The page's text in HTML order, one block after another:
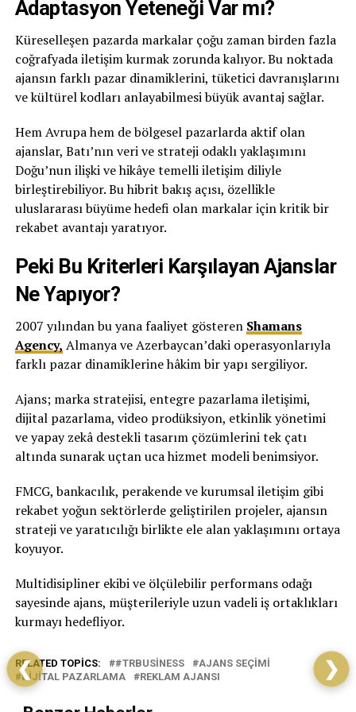
Adaptasyon Yeteneği Var mı?
Küreselleşen pazarda markalar çoğu zaman birden fazla
coğrafyada iletişim kurmak zorunda kalıyor. Bu noktada
ajansın farklı pazar dinamiklerini, tüketici davranışlarını
ve kültürel kodları anlayabilmesi büyük avantaj sağlar.
Hem Avrupa hem de bölgesel pazarlarda aktif olan
ajanslar, Batı’nın veri ve strateji odaklı yaklaşımını
Doğu’nun ilişki ve hikâye temelli iletişim diliyle
birleştirebiliyor. Bu hibrit bakış açısı, özellikle
uluslararası büyüme hedefi olan markalar için kritik bir
rekabet avantajı yaratıyor.
Peki Bu Kriterleri Karşılayan Ajanslar
Ne Yapıyor?
2007 yılından bu yana faaliyet gösteren Shamans
Agency, Almanya ve Azerbaycan’daki operasyonlarıyla
farklı pazar dinamiklerine hâkim bir yapı sergiliyor.
Ajans; marka stratejisi, entegre pazarlama iletişimi,
dijital pazarlama, video prodüksiyon, etkinlik yönetimi
ve yapay zekâ destekli tasarım çözümlerini tek çatı
altında sunarak uçtan uca hizmet modeli benimsiyor.
FMCG, bankacılık, perakende ve kurumsal iletişim gibi
rekabet yoğun sektörlerde geliştirilen projeler, ajansın
strateji ve yaratıcılığı birlikte ele alan yaklaşımını ortaya
koyuyor.
Multidisipliner ekibi ve ölçülebilir performans odağı
sayesinde ajans, müşterileriyle uzun vadeli iş ortaklıkları
kurmayı hedefliyor.
RELATED TOPICS: #TRBUSINESS
AJANS SEÇIMI
DIJITAL PAZARLAMA
REKLAM AJANSI
❮ ❯